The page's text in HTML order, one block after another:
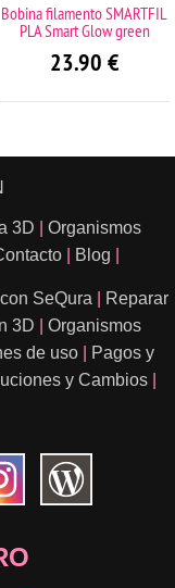
filamento SMARTFIL
PLA Smart Glow green
23.90€
3D
Organismos
Blog
SeQura
Reparar
3D
Organismos
de uso
Pagos y
y Cambios